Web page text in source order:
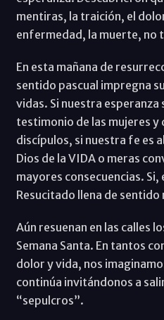
mentiras, la traición, el
enfermedad, la muerte, no
En esta mañana de
sentido pascual impregna
vidas. Si nuestra esperanza
testimonio de las mujeres y
discípulos, si nuestra fe es
Dios de la VIDA o meras
mayores consecuencias.
Resucitado llena de
Aún resuenan en las calles
Semana Santa. En tantos
dolor y vida, nos
continúa invitándonos a
“sepulcros”.